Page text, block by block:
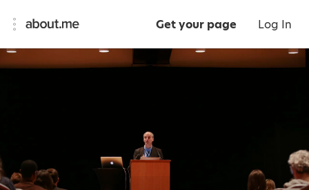
Get your page Log In